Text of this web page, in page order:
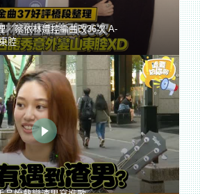
／蔡依林遭控編曲改36次 A-
腔